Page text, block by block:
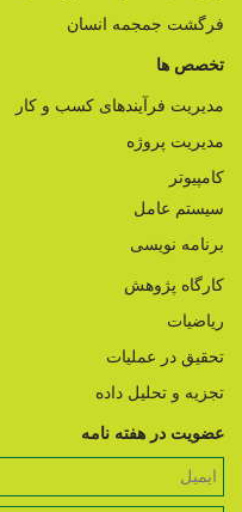
فرگشت جمجمه انسان
تخصص ها
مدیریت فرآیندهای کسب و کار
مدیریت پروژه
کامپیوتر
سیستم عامل
برنامه نویسی
کارگاه پژوهش
ریاضیات
تحقیق در عملیات
تجزیه و تحلیل داده
عضویت در هفته نامه